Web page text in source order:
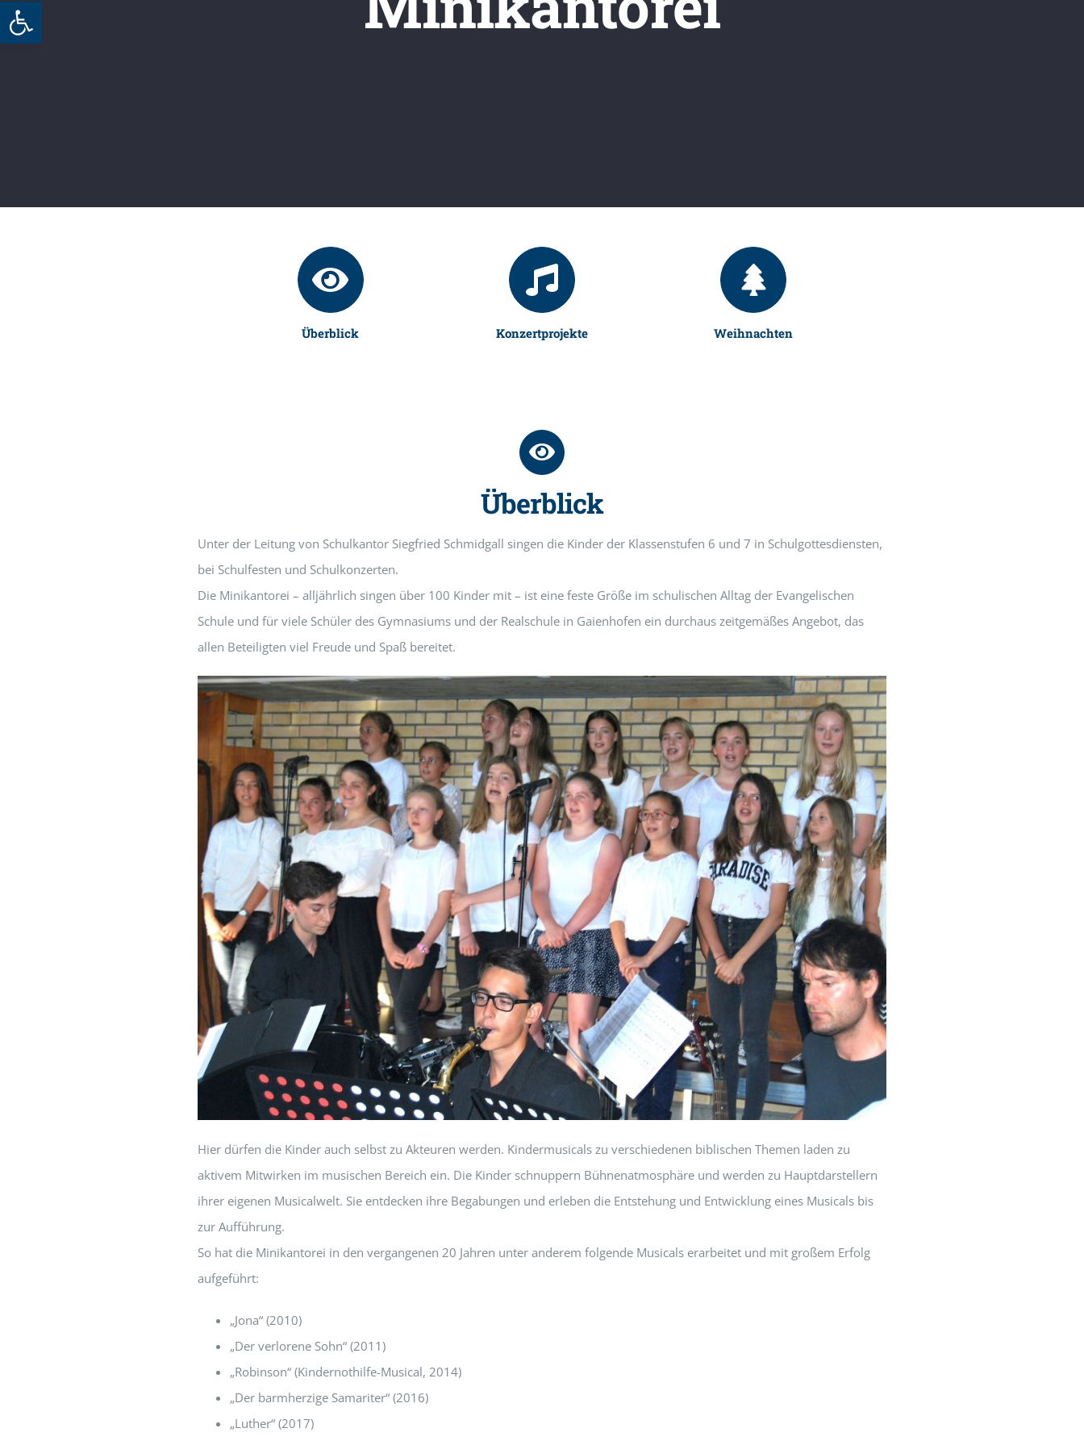
Werkzeugleiste öffnen
Überblick Konzertprojekte Weihnachten
Überblick
Unter der Leitung von Schulkantor Siegfried Schmidgall singen die Kinder der Klassenstufen 6 und 7 in Schulgottesdiensten,
bei Schulfesten und Schulkonzerten.
Die Minikantorei – alljährlich singen über 100 Kinder mit – ist eine feste Größe im schulischen Alltag der Evangelischen
Schule und für viele Schüler des Gymnasiums und der Realschule in Gaienhofen ein durchaus zeitgemäßes Angebot, das
allen Beteiligten viel Freude und Spaß bereitet.
Hier dürfen die Kinder auch selbst zu Akteuren werden. Kindermusicals zu verschiedenen biblischen Themen laden zu
aktivem Mitwirken im musischen Bereich ein. Die Kinder schnuppern Bühnenatmosphäre und werden zu Hauptdarstellern
ihrer eigenen Musicalwelt. Sie entdecken ihre Begabungen und erleben die Entstehung und Entwicklung eines Musicals bis
zur Aufführung.
So hat die Minikantorei in den vergangenen 20 Jahren unter anderem folgende Musicals erarbeitet und mit großem Erfolg
aufgeführt:
„Jona“ (2010)
„Der verlorene Sohn“ (2011)
„Robinson“ (Kindernothilfe-Musical, 2014)
„Der barmherzige Samariter“ (2016)
„Luther“ (2017)